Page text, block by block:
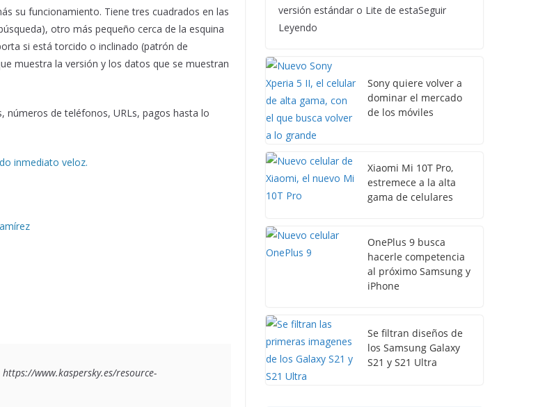
su funcionamiento. Tiene tres cuadrados en las
otro más pequeño cerca de la esquina
si está torcido o inclinado (patrón de
muestra la versión y los datos que se muestran
números de teléfonos, URLs, pagos hasta lo
inmediato veloz.
https://www.kaspersky.es/resource-
versión estándar o Lite de estaSeguir
Leyendo
Sony quiere volver a
dominar el mercado
de los móviles
Xiaomi Mi 10T Pro,
estremece a la alta
gama de celulares
OnePlus 9 busca
hacerle competencia
al próximo Samsung y
iPhone
Se filtran diseños de
los Samsung Galaxy
S21 y S21 Ultra